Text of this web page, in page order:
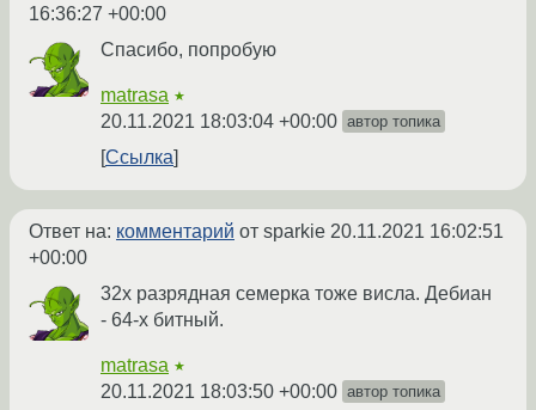
16:36:27 +00:00
Спасибо, попробую
matrasa ★
20.11.2021 18:03:04 +00:00 автор топика
Ссылка
Ответ на: комментарий от sparkie 20.11.2021 16:02:51
+00:00
32х разрядная семерка тоже висла. Дебиан
- 64-х битный.
matrasa ★
20.11.2021 18:03:50 +00:00 автор топика